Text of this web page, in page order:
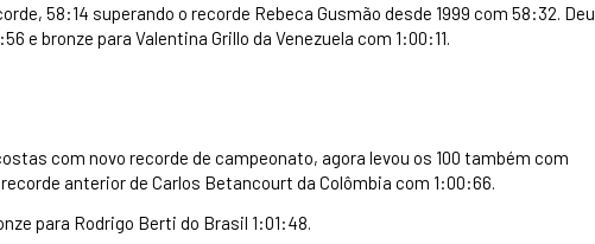
58:14 superando o recorde Rebeca Gusmão desde 1999 com 58:32. Deu
e bronze para Valentina Grillo da Venezuela com 1:00:11.
com novo recorde de campeonato, agora levou os 100 também com
anterior de Carlos Betancourt da Colômbia com 1:00:66.
para Rodrigo Berti do Brasil 1:01:48.